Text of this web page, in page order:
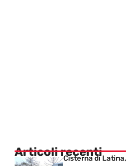
Articoli recenti
Cisterna di Latina,